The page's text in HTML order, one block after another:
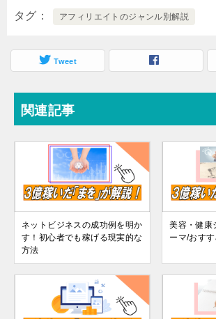
タグ アフィリエイトのジャンル別解説
Tweet
関連記事
ネットビジネスの成功例を明か
す！初心者でも稼げる現実的な
方法
美容・健康
ーマ/おす